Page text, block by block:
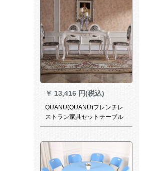
（1.48メートル）からクルミ
の木を直下に輸入します。
￥ 13,416 円(税込)
QUANU(QUANU)フレンチレ
ストラン家具セットテーブル
テーブルテーブルテーブルセ
事テーブルセット120327テー
ブル4椅子